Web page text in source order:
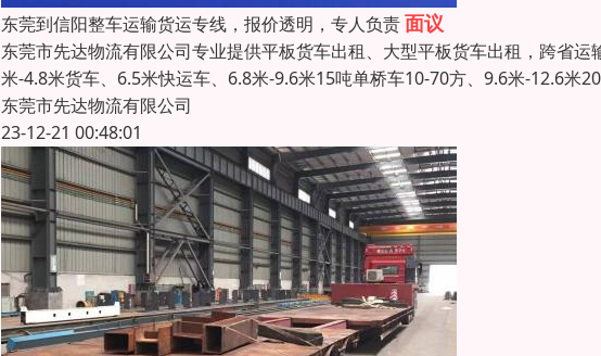
东莞到信阳整车运输货运专线，报价透明，专人负责面议
东莞市先达物流有限公司专业提供平板货车出租、大型平板货车出租，跨省
米-4.8米货车、6.5米快运车、6.8米-9.6米15吨单桥车10-70方、9.6米-12.6米
东莞市先达物流有限公司
23-12-21 00:48:01